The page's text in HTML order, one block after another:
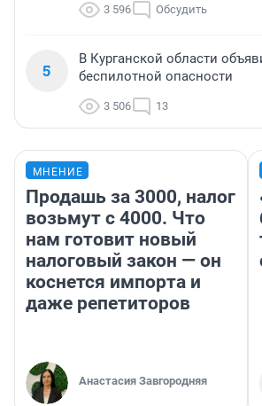
3 596 Обсудить
5
В Курганской области
беспилотной опасности
3 506 13
МНЕНИЕ
Продашь за 3000, налог
возьмут с 4000. Что
нам готовит новый
налоговый закон — он
коснется импорта и
даже репетиторов
Анастасия Завгородняя